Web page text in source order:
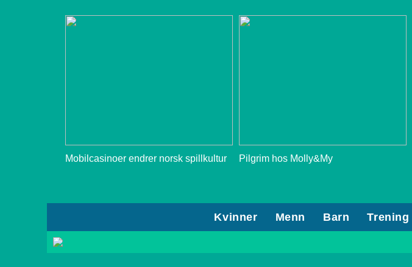
Mobilcasinoer endrer norsk spillkultur Pilgrim hos Molly&My
Kvinner Menn Barn Trening